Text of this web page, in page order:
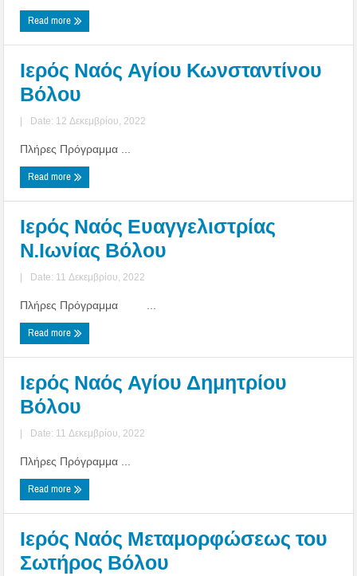
Read more
Ιερός Ναός Αγίου Κωνσταντίνου
Βόλου
| Date: 12 Δεκεμβρίου, 2022
Πλήρες Πρόγραμμα ...
Read more
Ιερός Ναός Ευαγγελιστρίας
Ν.Ιωνίας Βόλου
| Date: 11 Δεκεμβρίου, 2022
Πλήρες Πρόγραμμα ...
Read more
Ιερός Ναός Αγίου Δημητρίου
Βόλου
| Date: 11 Δεκεμβρίου, 2022
Πλήρες Πρόγραμμα ...
Read more
Ιερός Ναός Μεταμορφώσεως του
Σωτήρος Βόλου